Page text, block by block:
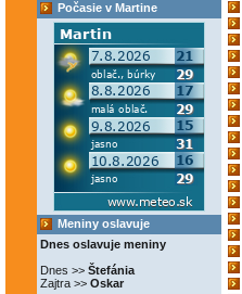
Počasie v Martine
Meniny oslavuje
Dnes oslavuje meniny
Dnes >> Štefánia
Zajtra >> Oskar